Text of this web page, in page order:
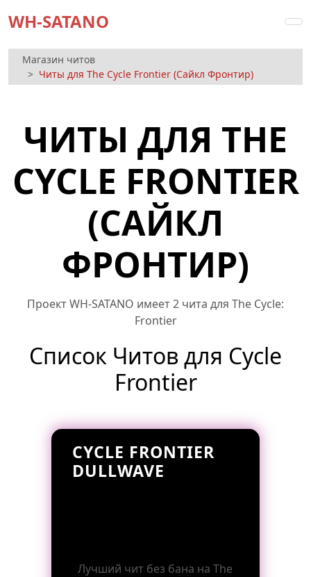
WH-SATANO
Магазин читов
Читы для The Cycle Frontier (Сайкл Фронтир)
ЧИТЫ ДЛЯ THE
CYCLE FRONTIER
(САЙКЛ
ФРОНТИР)
Проект WH-SATANO имеет 2 чита для The Cycle:
Frontier
Список Читов для Cycle
Frontier
CYCLE FRONTIER
DULLWAVE
Лучший чит без бана на